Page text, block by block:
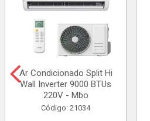
Ar Condicionado Split Hi
Wall Inverter 9000 BTUs
220V - Mbo
Código: 21034